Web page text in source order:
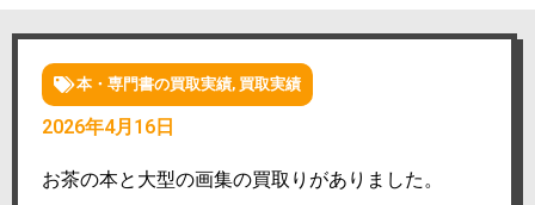
本・専門書の買取実績, 買取実績
2026年4月16日
お茶の本と大型の画集の買取りがありました。